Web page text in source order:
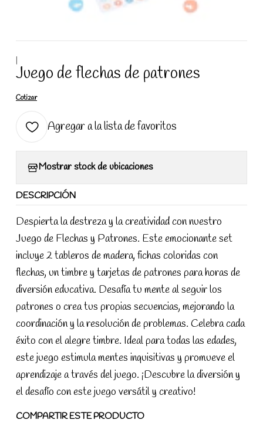
|
Juego de flechas de patrones
Cotizar
Agregar a la lista de favoritos
Mostrar stock de ubicaciones
DESCRIPCIÓN
Despierta la destreza y la creatividad con nuestro
Juego de Flechas y Patrones. Este emocionante set
incluye 2 tableros de madera, fichas coloridas con
flechas, un timbre y tarjetas de patrones para horas de
diversión educativa. Desafía tu mente al seguir los
patrones o crea tus propias secuencias, mejorando la
coordinación y la resolución de problemas. Celebra cada
éxito con el alegre timbre. Ideal para todas las edades,
este juego estimula mentes inquisitivas y promueve el
aprendizaje a través del juego. ¡Descubre la diversión y
el desafío con este juego versátil y creativo!
COMPARTIR ESTE PRODUCTO